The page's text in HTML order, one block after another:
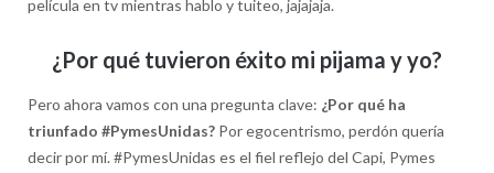
película en tv mientras hablo y tuiteo, jajajaja.
¿Por qué tuvieron éxito mi pijama y yo?
Pero ahora vamos con una pregunta clave: ¿Por qué ha
triunfado #PymesUnidas?Por egocentrismo, perdón quería
decir por mí. #PymesUnidas es el fiel reflejo del Capi, Pymes